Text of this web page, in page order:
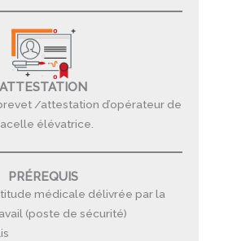
ATTESTATION
/attestation d’opérateur de
élévatrice.
PRÉREQUIS
médicale délivrée par la
(poste de sécurité)